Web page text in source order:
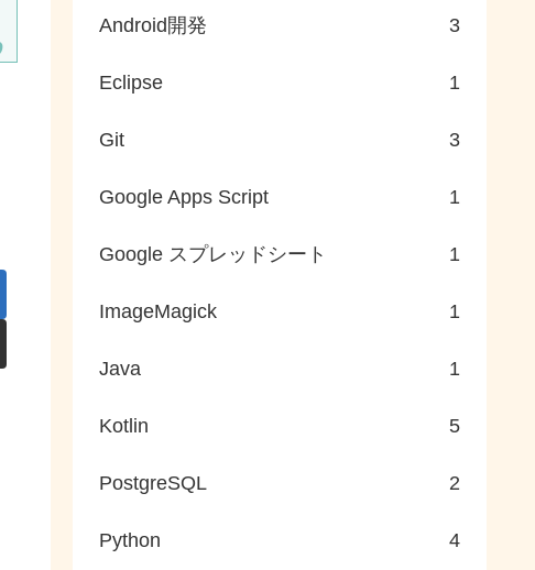
Android開発 3
Eclipse 1
Git 3
Google Apps Script 1
Google スプレッドシート 1
ImageMagick 1
Java 1
Kotlin 5
PostgreSQL 2
Python 4